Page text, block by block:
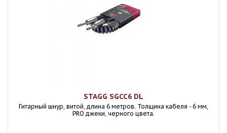
STAGG SGCC6 DL
Гитарный шнур, витой, длина 6 метров. Толщина кабеля - 6 мм,
PRO джеки, черного цвета.